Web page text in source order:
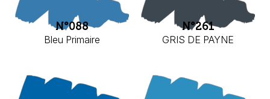
N°088
Bleu Primaire
N°261
GRIS DE PAYNE